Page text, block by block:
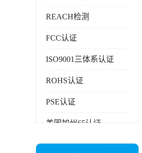
REACH检测
FCC认证
ISO9001三体系认证
ROHS认证
PSE认证
美国加州65认证
AAA信用证书